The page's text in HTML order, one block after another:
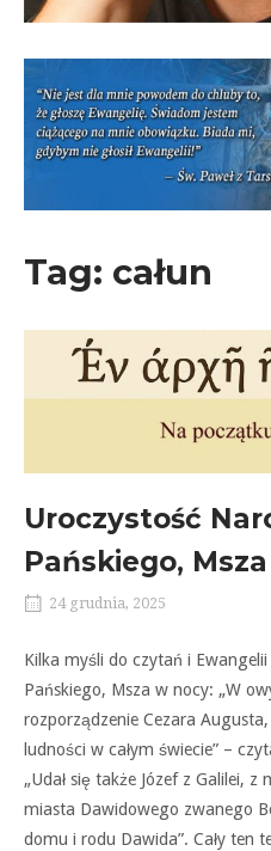
Tag: całun
Uroczystość
Pańskiego,
24 grudnia, 2025
Kilka myśli do czytań i
Pańskiego, Msza w nocy: „W
rozporządzenie Cezara
ludności w całym świecie” –
„Udał się także Józef z Galilei,
miasta Dawidowego zwanego
domu i rodu Dawida”. Cały ten